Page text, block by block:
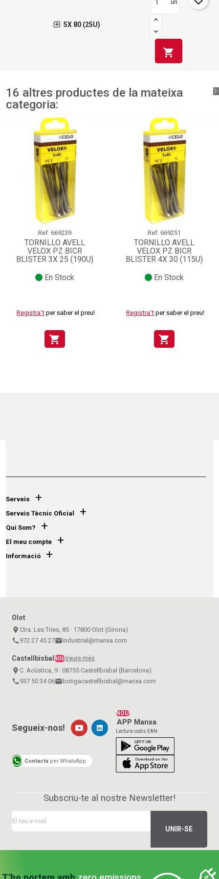
5X 80 (25U)
un
shopping_cart
16 altres productes de la mateixa
categoria:
Ref. 669239
TORNILLO AVELL
VELOX PZ BICR
BLISTER 3X 25 (190U)
En Stock
Registra't per saber el preu!
shopping_cart
Ref. 669251
TORNILLO AVELL
VELOX PZ BICR
BLISTER 4X 30 (115U)
En Stock
Registra't per saber el preu!
shopping_cart
Serveis +
Serveis Tècnic Oficial +
Qui Som? +
El meu compte +
Informació +
Olot
place Ctra. Les Tries, 85 · 17800 Olot (Girona)
call 972 27 45 27emailindustrial@manxa.com
CastellbisbalNOUVeure més
place C. Acústica, 9 · 08755 Castellbisbal (Barcelona)
call 937 50 34 06emailbotigacastellbisbal@manxa.com
NOU!
APP Manxa
Lectura codis EAN
Segueix-nos!
Contacta per WhatsApp
Subscriu-te al nostre Newsletter!